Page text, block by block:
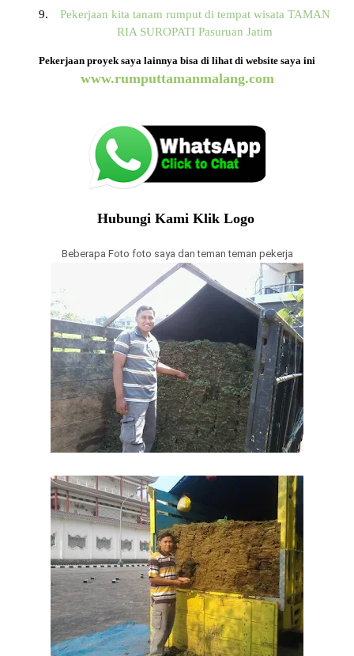
Pekerjaan kita tanam rumput di tempat wisata TAMAN
RIA SUROPATI Pasuruan Jatim
Pekerjaan proyek saya lainnya bisa di lihat di website saya ini
www.rumputtamanmalang.com
Hubungi Kami Klik Logo
Beberapa Foto foto saya dan teman teman pekerja